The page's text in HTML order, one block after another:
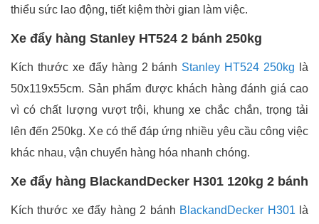
thiểu sức lao động, tiết kiệm thời gian làm việc.
Xe đẩy hàng Stanley HT524 2 bánh 250kg
Kích thước xe đẩy hàng 2 bánh Stanley HT524 250kg là
50x119x55cm. Sản phẩm được khách hàng đánh giá cao
vì có chất lượng vượt trội, khung xe chắc chắn, trọng tải
lên đến 250kg. Xe có thể đáp ứng nhiều yêu cầu công việc
khác nhau, vận chuyển hàng hóa nhanh chóng.
Xe đẩy hàng BlackandDecker H301 120kg 2 bánh
Kích thước xe đẩy hàng 2 bánh BlackandDecker H301 là